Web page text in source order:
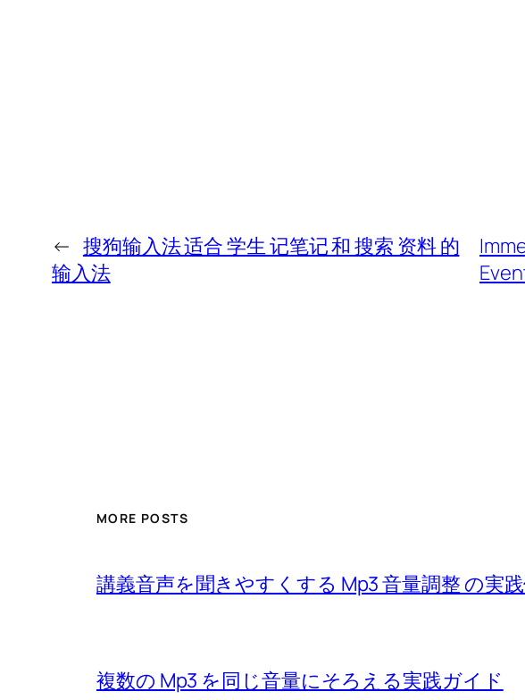
← 搜狗输入法 适合 学生 记笔记 和 搜索 资料 的
输入法
MORE POSTS
講義音声を聞きやすくする Mp3 音量調整 の実
複数の Mp3 を同じ音量にそろえる実践ガイド